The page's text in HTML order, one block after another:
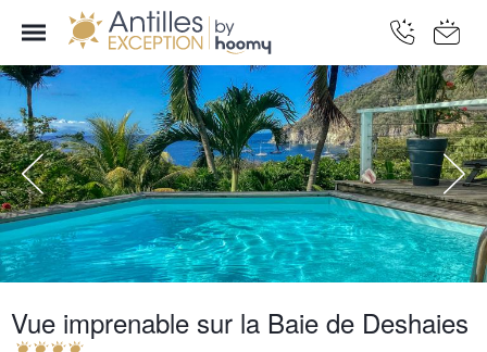
Vue imprenable sur la Baie de Deshaies